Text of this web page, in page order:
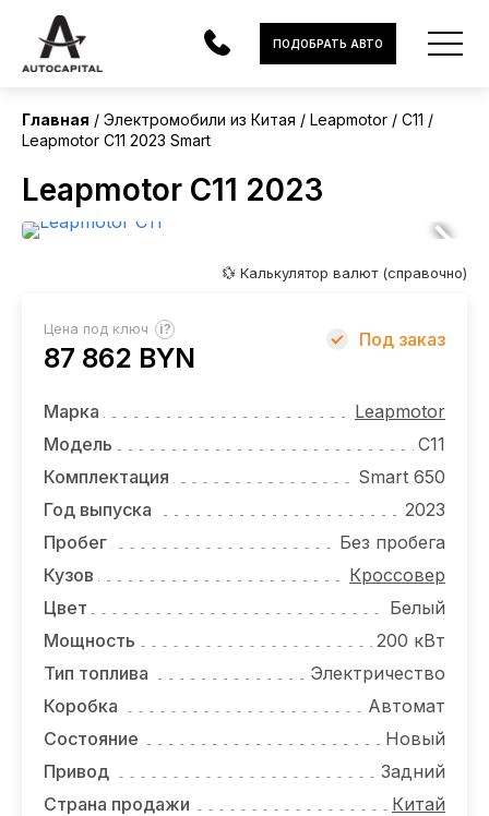
АВТОМОБИЛИ
ЭЛЕКТРОМОБИЛИ
УСЛУГИ
НОВОСТИ
ОТЗЫВЫ
ВАКАНСИИ
О КОМПАНИИ
КОНТАКТЫ
ПОДОБРАТЬ АВТО
Главная Электромобили из Китая Leapmotor
C11
Leapmotor C11 2023 Smart
Leapmotor C11 2023
Китай
Без пробега
💱 Калькулятор валют (справочно)
Цена под ключ ?
87 862 BYN
Под заказ
Марка
Leapmotor
Модель
C11
Комплектация
Smart 650
Год выпуска
2023
Пробег
Без пробега
Кузов
Кроссовер
Цвет
Белый
Мощность
200 кВт
Тип топлива
Электричество
Коробка
Автомат
Состояние
Новый
Привод
Задний
Страна продажи
Китай